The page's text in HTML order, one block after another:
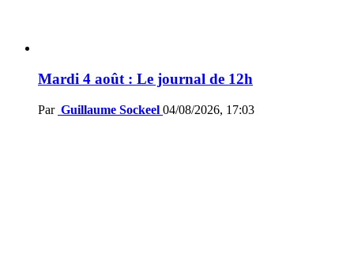
Mardi 4 août : Le journal de 12h
Par Guillaume Sockeel 04/08/2026, 17:03